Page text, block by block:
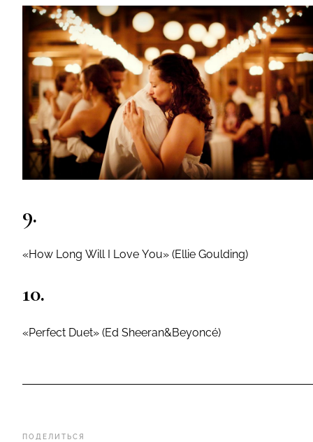
ПОДЕЛИТЬСЯ
9.
«How Long Will I Love You» (Ellie Goulding)
10.
«Perfect Duet» (Ed Sheeran&Beyoncé)